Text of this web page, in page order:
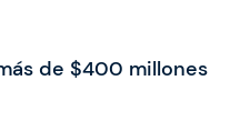
de $400 millones